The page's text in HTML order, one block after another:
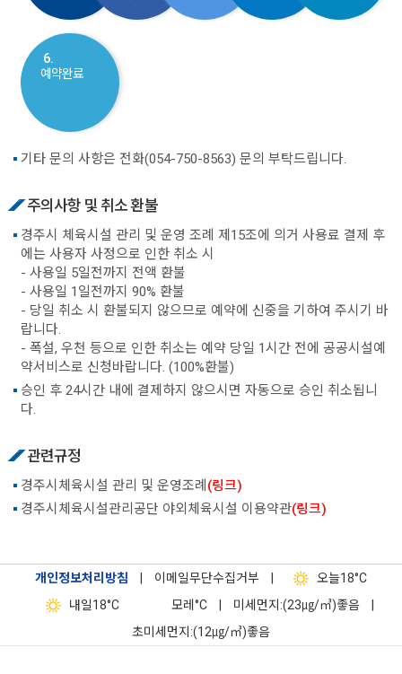
6.
예약완료
기타 문의 사항은 전화(054-750-8563) 문의 부탁드립니다.
주의사항 및 취소 환불
경주시 체육시설 관리 및 운영 조례 제15조에 의거 사용료 결제 후
에는 사용자 사정으로 인한 취소 시
- 사용일 5일전까지 전액 환불
- 사용일 1일전까지 90% 환불
- 당일 취소 시 환불되지 않으므로 예약에 신중을 기하여 주시기 바
랍니다.
- 폭설, 우천 등으로 인한 취소는 예약 당일 1시간 전에 공공시설예
약서비스로 신청바랍니다. (100%환불)
승인 후 24시간 내에 결제하지 않으시면 자동으로 승인 취소됩니
다.
관련규정
경주시체육시설 관리 및 운영조례 (링크)
경주시체육시설관리공단 야외체육시설 이용약관(링크)
개인정보처리방침 이메일무단수집거부 오늘18°C
내일18°C 모레 °C 미세먼지:(23㎍/㎥)좋음
초미세먼지:(12㎍/㎥)좋음